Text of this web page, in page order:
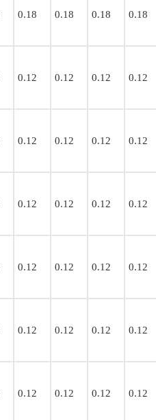
0.18 0.18 0.18 0.18
0.12 0.12 0.12 0.12
0.12 0.12 0.12 0.12
0.12 0.12 0.12 0.12
0.12 0.12 0.12 0.12
0.12 0.12 0.12 0.12
0.12 0.12 0.12 0.12